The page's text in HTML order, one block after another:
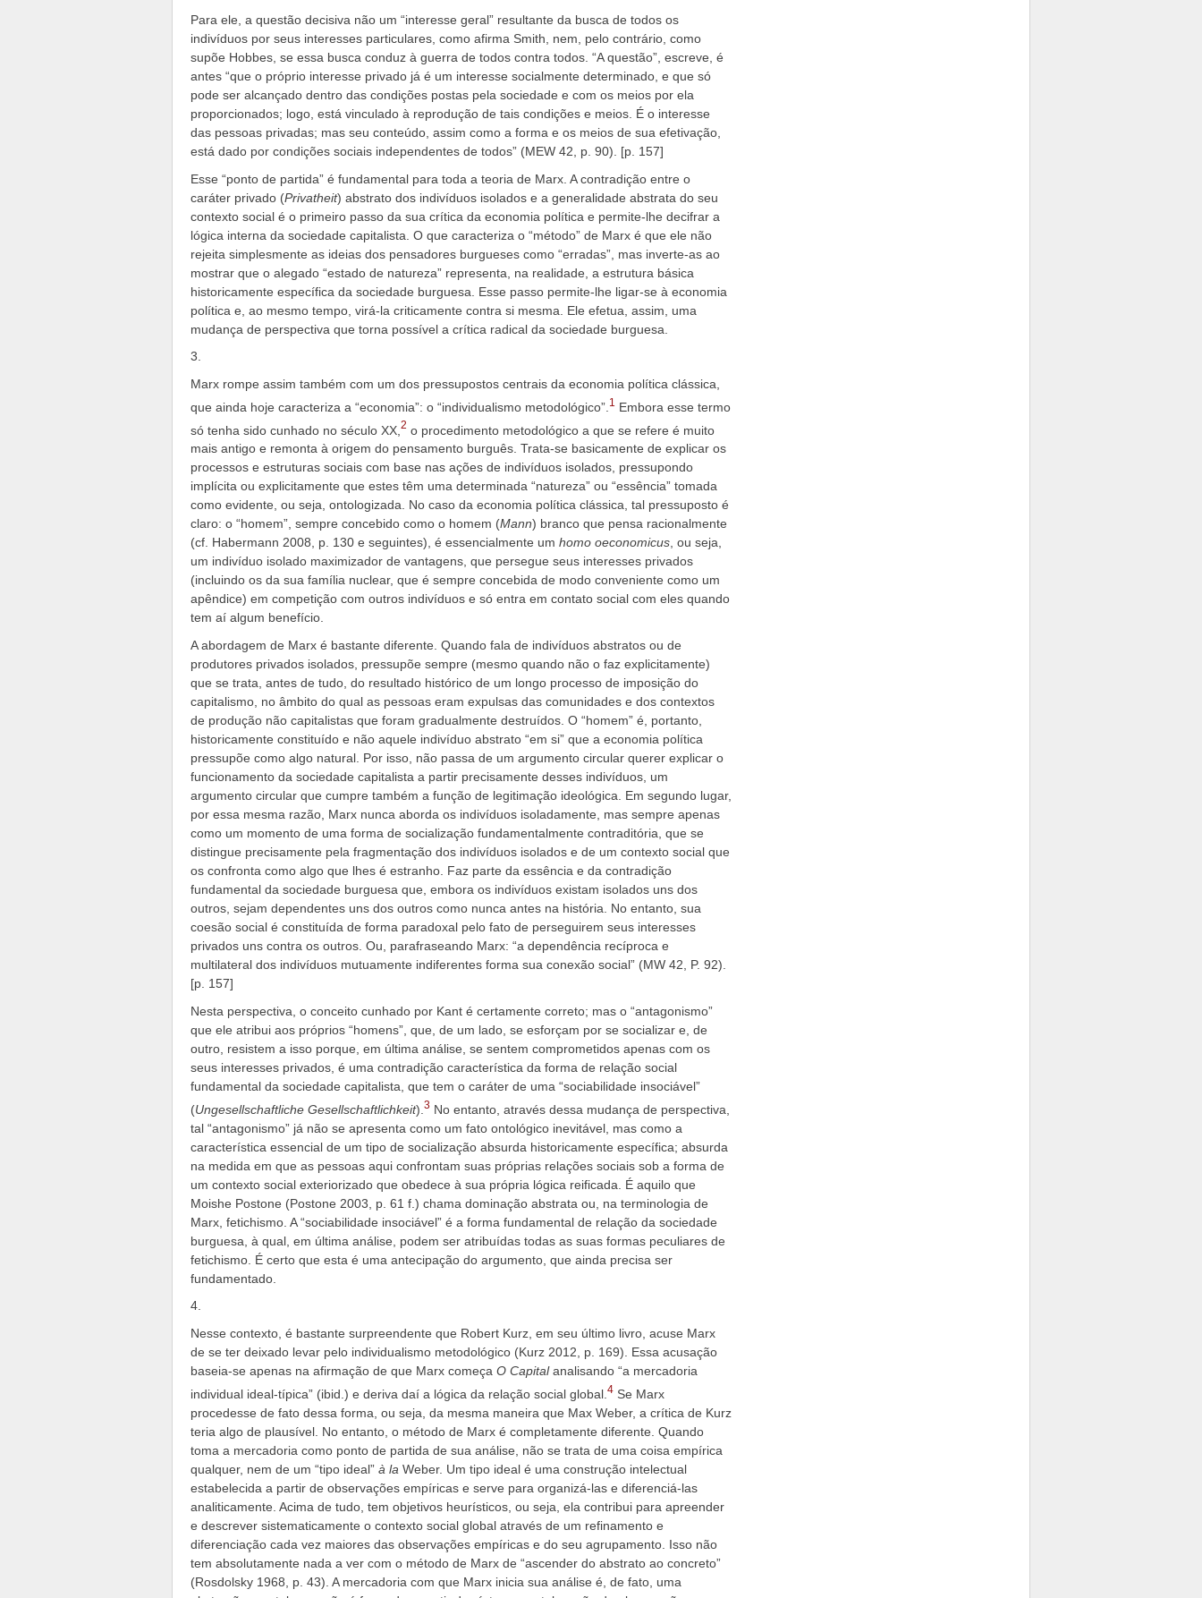
Para ele, a questão decisiva não um “interesse geral” resultante da busca de todos os
indivíduos por seus interesses particulares, como afirma Smith, nem, pelo contrário, como
supõe Hobbes, se essa busca conduz à guerra de todos contra todos. “A questão”, escreve, é
antes “que o próprio interesse privado já é um interesse socialmente determinado, e que só
pode ser alcançado dentro das condições postas pela sociedade e com os meios por ela
proporcionados; logo, está vinculado à reprodução de tais condições e meios. É o interesse
das pessoas privadas; mas seu conteúdo, assim como a forma e os meios de sua efetivação,
está dado por condições sociais independentes de todos” (MEW 42, p. 90). [p. 157]
Esse “ponto de partida” é fundamental para toda a teoria de Marx. A contradição entre o
caráter privado (Privatheit) abstrato dos indivíduos isolados e a generalidade abstrata do seu
contexto social é o primeiro passo da sua crítica da economia política e permite-lhe decifrar a
lógica interna da sociedade capitalista. O que caracteriza o “método” de Marx é que ele não
rejeita simplesmente as ideias dos pensadores burgueses como “erradas”, mas inverte-as ao
mostrar que o alegado “estado de natureza” representa, na realidade, a estrutura básica
historicamente específica da sociedade burguesa. Esse passo permite-lhe ligar-se à economia
política e, ao mesmo tempo, virá-la criticamente contra si mesma. Ele efetua, assim, uma
mudança de perspectiva que torna possível a crítica radical da sociedade burguesa.
3.
Marx rompe assim também com um dos pressupostos centrais da economia política clássica,
que ainda hoje caracteriza a “economia”: o “individualismo metodológico”. 1 Embora esse termo
só tenha sido cunhado no século XX, 2 o procedimento metodológico a que se refere é muito
mais antigo e remonta à origem do pensamento burguês. Trata-se basicamente de explicar os
processos e estruturas sociais com base nas ações de indivíduos isolados, pressupondo
implícita ou explicitamente que estes têm uma determinada “natureza” ou “essência” tomada
como evidente, ou seja, ontologizada. No caso da economia política clássica, tal pressuposto é
claro: o “homem”, sempre concebido como o homem (Mann) branco que pensa racionalmente
(cf. Habermann 2008, p. 130 e seguintes), é essencialmente um homo oeconomicus, ou seja,
um indivíduo isolado maximizador de vantagens, que persegue seus interesses privados
(incluindo os da sua família nuclear, que é sempre concebida de modo conveniente como um
apêndice) em competição com outros indivíduos e só entra em contato social com eles quando
tem aí algum benefício.
A abordagem de Marx é bastante diferente. Quando fala de indivíduos abstratos ou de
produtores privados isolados, pressupõe sempre (mesmo quando não o faz explicitamente)
que se trata, antes de tudo, do resultado histórico de um longo processo de imposição do
capitalismo, no âmbito do qual as pessoas eram expulsas das comunidades e dos contextos
de produção não capitalistas que foram gradualmente destruídos. O “homem” é, portanto,
historicamente constituído e não aquele indivíduo abstrato “em si” que a economia política
pressupõe como algo natural. Por isso, não passa de um argumento circular querer explicar o
funcionamento da sociedade capitalista a partir precisamente desses indivíduos, um
argumento circular que cumpre também a função de legitimação ideológica. Em segundo lugar,
por essa mesma razão, Marx nunca aborda os indivíduos isoladamente, mas sempre apenas
como um momento de uma forma de socialização fundamentalmente contraditória, que se
distingue precisamente pela fragmentação dos indivíduos isolados e de um contexto social que
os confronta como algo que lhes é estranho. Faz parte da essência e da contradição
fundamental da sociedade burguesa que, embora os indivíduos existam isolados uns dos
outros, sejam dependentes uns dos outros como nunca antes na história. No entanto, sua
coesão social é constituída de forma paradoxal pelo fato de perseguirem seus interesses
privados uns contra os outros. Ou, parafraseando Marx: “a dependência recíproca e
multilateral dos indivíduos mutuamente indiferentes forma sua conexão social” (MW 42, P. 92).
[p. 157]
Nesta perspectiva, o conceito cunhado por Kant é certamente correto; mas o “antagonismo”
que ele atribui aos próprios “homens”, que, de um lado, se esforçam por se socializar e, de
outro, resistem a isso porque, em última análise, se sentem comprometidos apenas com os
seus interesses privados, é uma contradição característica da forma de relação social
fundamental da sociedade capitalista, que tem o caráter de uma “sociabilidade insociável”
(Ungesellschaftliche Gesellschaftlichkeit). 3 No entanto, através dessa mudança de perspectiva,
tal “antagonismo” já não se apresenta como um fato ontológico inevitável, mas como a
característica essencial de um tipo de socialização absurda historicamente específica; absurda
na medida em que as pessoas aqui confrontam suas próprias relações sociais sob a forma de
um contexto social exteriorizado que obedece à sua própria lógica reificada. É aquilo que
Moishe Postone (Postone 2003, p. 61 f.) chama dominação abstrata ou, na terminologia de
Marx, fetichismo. A “sociabilidade insociável” é a forma fundamental de relação da sociedade
burguesa, à qual, em última análise, podem ser atribuídas todas as suas formas peculiares de
fetichismo. É certo que esta é uma antecipação do argumento, que ainda precisa ser
fundamentado.
4.
Nesse contexto, é bastante surpreendente que Robert Kurz, em seu último livro, acuse Marx
de se ter deixado levar pelo individualismo metodológico (Kurz 2012, p. 169). Essa acusação
baseia-se apenas na afirmação de que Marx começa O Capitalanalisando “a mercadoria
individual ideal-típica” (ibid.) e deriva daí a lógica da relação social global. 4 Se Marx
procedesse de fato dessa forma, ou seja, da mesma maneira que Max Weber, a crítica de Kurz
teria algo de plausível. No entanto, o método de Marx é completamente diferente. Quando
toma a mercadoria como ponto de partida de sua análise, não se trata de uma coisa empírica
qualquer, nem de um “tipo ideal” à la Weber. Um tipo ideal é uma construção intelectual
estabelecida a partir de observações empíricas e serve para organizá-las e diferenciá-las
analiticamente. Acima de tudo, tem objetivos heurísticos, ou seja, ela contribui para apreender
e descrever sistematicamente o contexto social global através de um refinamento e
diferenciação cada vez maiores das observações empíricas e do seu agrupamento. Isso não
tem absolutamente nada a ver com o método de Marx de “ascender do abstrato ao concreto”
(Rosdolsky 1968, p. 43). A mercadoria com que Marx inicia sua análise é, de fato, uma